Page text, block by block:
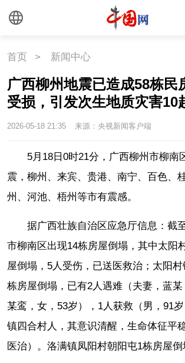
中国瓷
助残
海洋 草原
联盟 心理
首页 > 新闻中心
广西柳州地震已造成58栋民
受损，引发次生地质灾害10
2026-05-18 21:35 来源：央视新闻客户端
5月18日0时21分，广西柳州市柳南
震，柳州、来宾、贵港、南宁、百色、
州、河池、梧州等市有震感。
据广西壮族自治区应急厅信息：截
市柳南区出现14栋房屋倒塌，其中太阳
屋倒塌，5人受伤，已送医救治；太阳
栋房屋倒塌，已有2人遇难（夫妻，蓝
某鸾，女，53岁），1人获救（男，91
镇四合村人，其意识清醒，生命体征平
医治）。洛满镇凤阳村朝阳屯1栋房屋倒